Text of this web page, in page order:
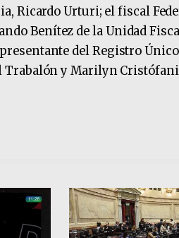
Ricardo Urturi; el fiscal
Benítez de la Unidad
del Registro
Trabalón y Marilyn